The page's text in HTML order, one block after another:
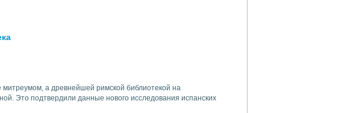
а древнейшей римской библиотекой на
Это подтвердили данные нового исследования испанских